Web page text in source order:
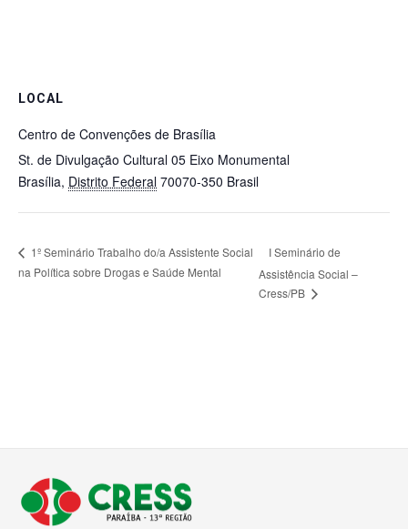
LOCAL
Centro de Convenções de Brasília
St. de Divulgação Cultural 05 Eixo Monumental
Brasília, Distrito Federal 70070-350 Brasil
1º Seminário Trabalho do/a Assistente Social
na Política sobre Drogas e Saúde Mental
I Seminário de
Assistência Social –
Cress/PB